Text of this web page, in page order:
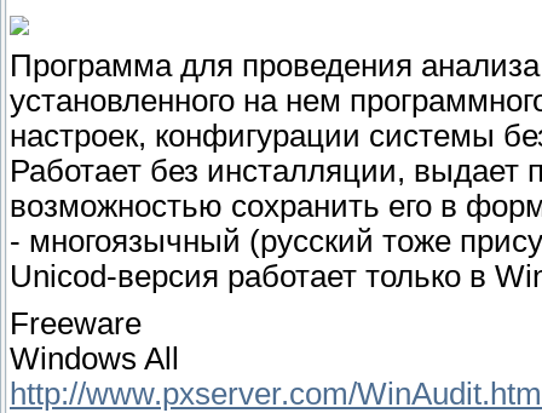
Программа для проведения
установленного на нем
настроек, конфигурации системы
Работает без инсталляции, выдает
возможностью сохранить его в
- многоязычный (русский тоже
Unicod-версия работает только в
Freeware
Windows All
http://www.pxserver.com/WinAudit.htm